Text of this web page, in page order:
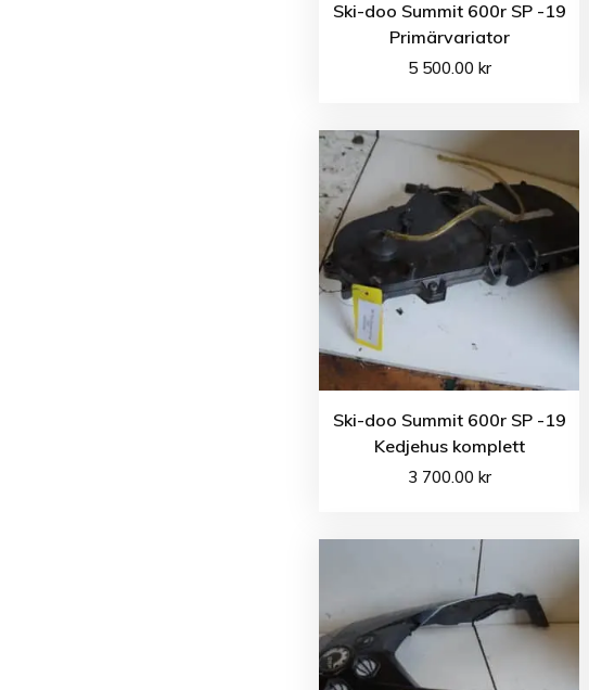
Ski-doo Summit 600r SP -19
Primärvariator
5 500.00 kr
Ski-doo Summit 600r SP -19
Kedjehus komplett
3 700.00 kr